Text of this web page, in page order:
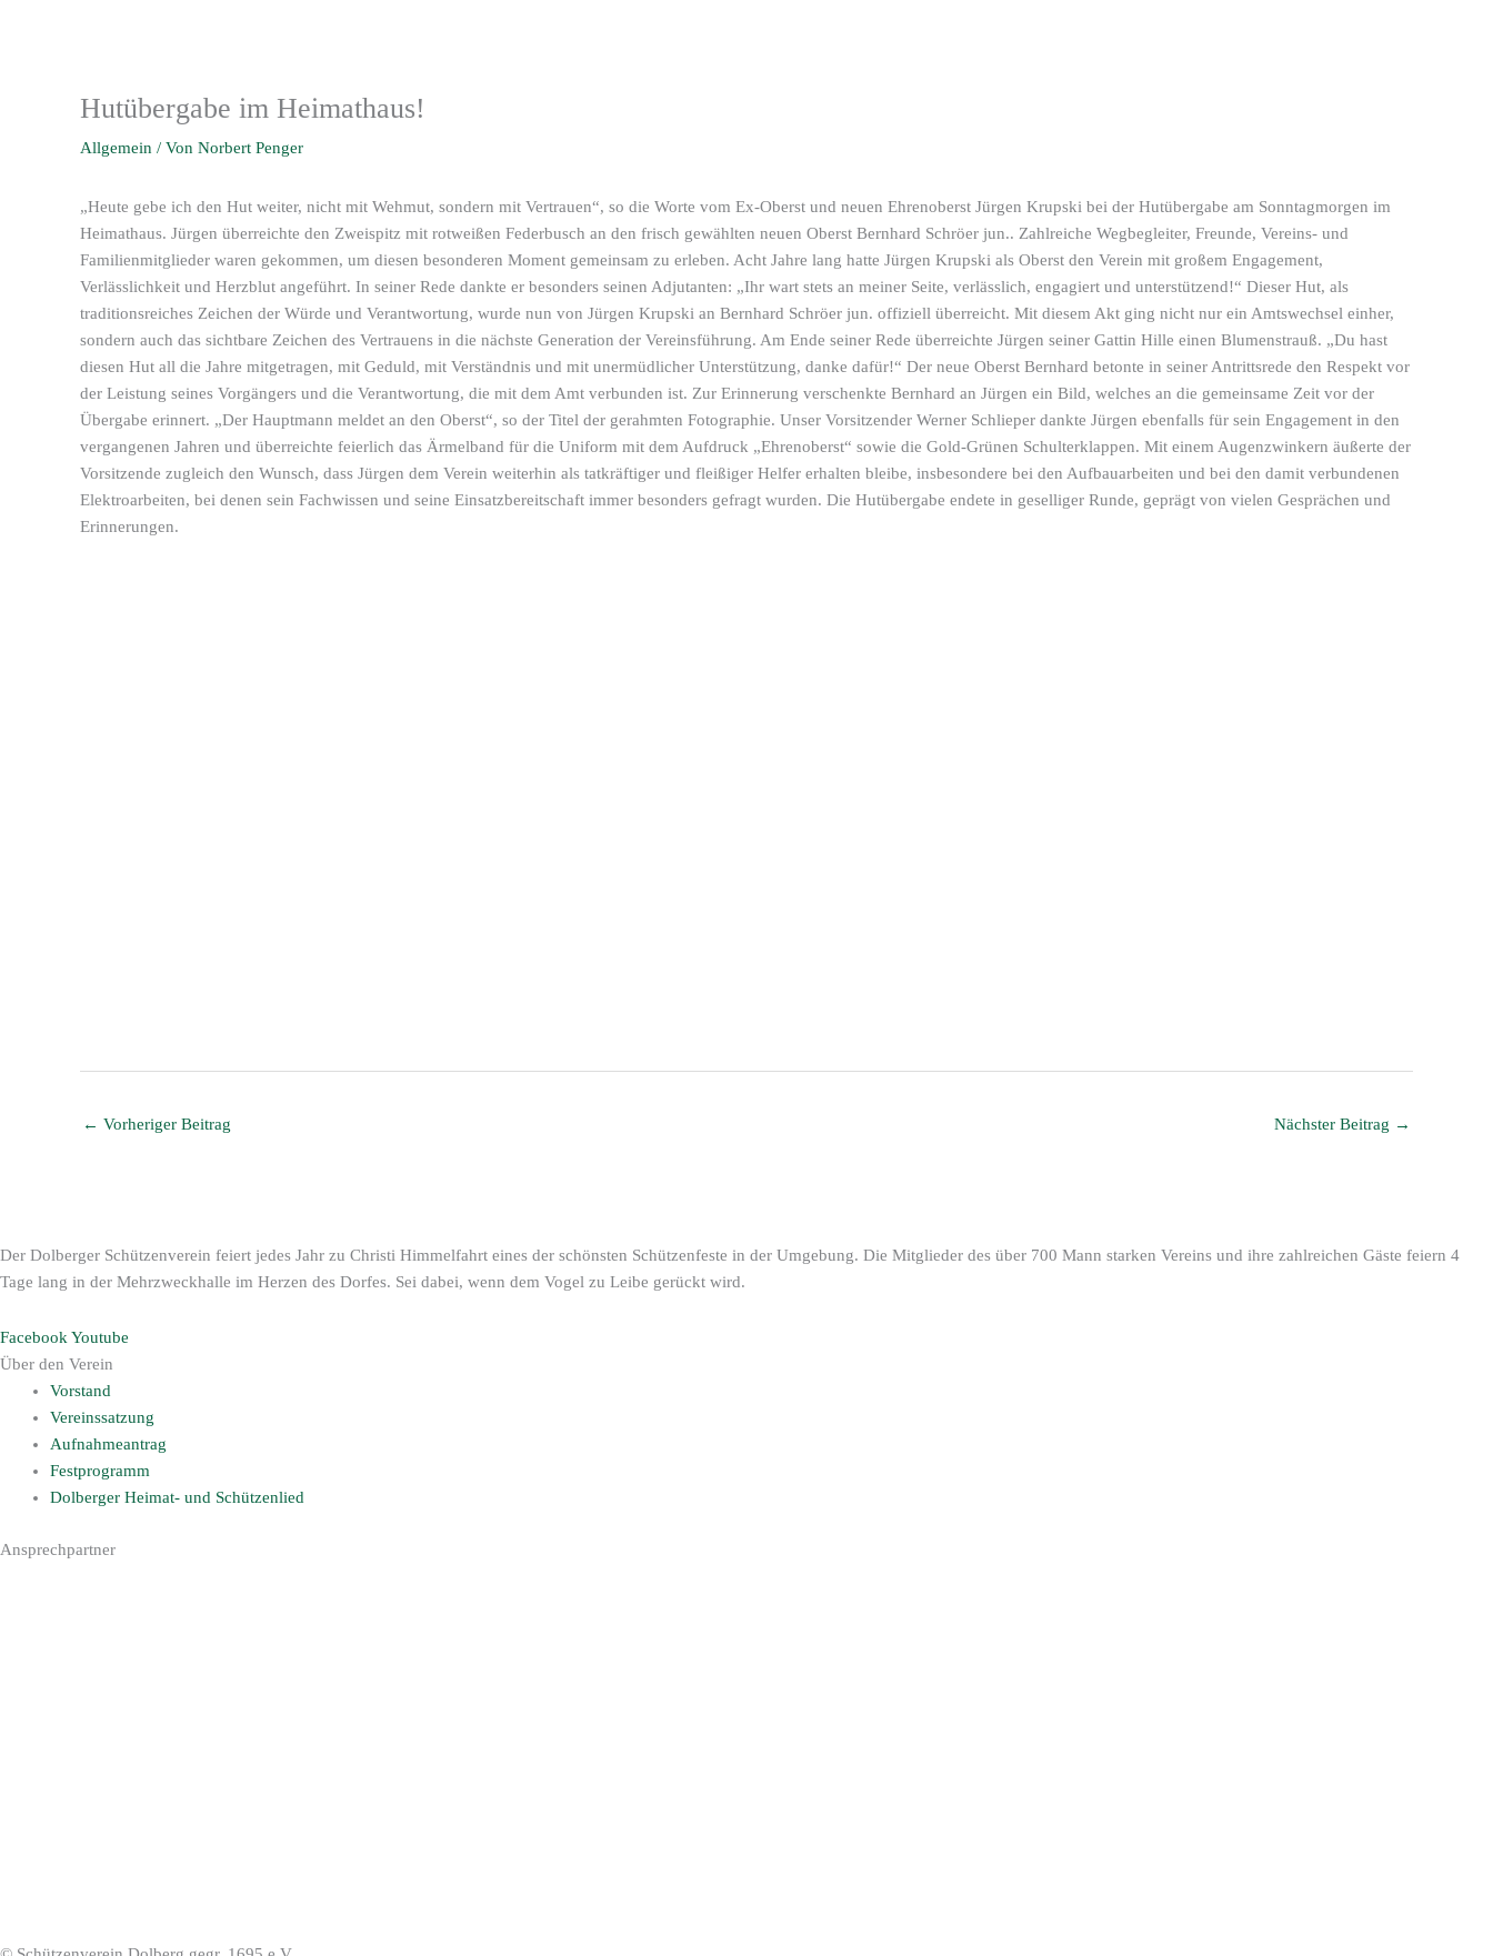
Hutübergabe im Heimathaus!
Allgemein / Von Norbert Penger
„Heute gebe ich den Hut weiter, nicht mit Wehmut, sondern mit Vertrauen“, so die Worte vom Ex-Oberst und neuen Ehrenoberst Jürgen Krupski bei der Hutübergabe am Sonntagmorgen im
Heimathaus. Jürgen überreichte den Zweispitz mit rotweißen Federbusch an den frisch gewählten neuen Oberst Bernhard Schröer jun.. Zahlreiche Wegbegleiter, Freunde, Vereins- und
Familienmitglieder waren gekommen, um diesen besonderen Moment gemeinsam zu erleben. Acht Jahre lang hatte Jürgen Krupski als Oberst den Verein mit großem Engagement,
Verlässlichkeit und Herzblut angeführt. In seiner Rede dankte er besonders seinen Adjutanten: „Ihr wart stets an meiner Seite, verlässlich, engagiert und unterstützend!“ Dieser Hut, als
traditionsreiches Zeichen der Würde und Verantwortung, wurde nun von Jürgen Krupski an Bernhard Schröer jun. offiziell überreicht. Mit diesem Akt ging nicht nur ein Amtswechsel einher,
sondern auch das sichtbare Zeichen des Vertrauens in die nächste Generation der Vereinsführung. Am Ende seiner Rede überreichte Jürgen seiner Gattin Hille einen Blumenstrauß. „Du hast
diesen Hut all die Jahre mitgetragen, mit Geduld, mit Verständnis und mit unermüdlicher Unterstützung, danke dafür!“ Der neue Oberst Bernhard betonte in seiner Antrittsrede den Respekt vor
der Leistung seines Vorgängers und die Verantwortung, die mit dem Amt verbunden ist. Zur Erinnerung verschenkte Bernhard an Jürgen ein Bild, welches an die gemeinsame Zeit vor der
Übergabe erinnert. „Der Hauptmann meldet an den Oberst“, so der Titel der gerahmten Fotographie. Unser Vorsitzender Werner Schlieper dankte Jürgen ebenfalls für sein Engagement in den
vergangenen Jahren und überreichte feierlich das Ärmelband für die Uniform mit dem Aufdruck „Ehrenoberst“ sowie die Gold-Grünen Schulterklappen. Mit einem Augenzwinkern äußerte der
Vorsitzende zugleich den Wunsch, dass Jürgen dem Verein weiterhin als tatkräftiger und fleißiger Helfer erhalten bleibe, insbesondere bei den Aufbauarbeiten und bei den damit verbundenen
Elektroarbeiten, bei denen sein Fachwissen und seine Einsatzbereitschaft immer besonders gefragt wurden. Die Hutübergabe endete in geselliger Runde, geprägt von vielen Gesprächen und
Erinnerungen.
← Vorheriger Beitrag Nächster Beitrag →
Der Dolberger Schützenverein feiert jedes Jahr zu Christi Himmelfahrt eines der schönsten Schützenfeste in der Umgebung. Die Mitglieder des über 700 Mann starken Vereins und ihre zahlreichen Gäste feiern 4
Tage lang in der Mehrzweckhalle im Herzen des Dorfes. Sei dabei, wenn dem Vogel zu Leibe gerückt wird.
FacebookYoutube
Über den Verein
Vorstand
Vereinssatzung
Aufnahmeantrag
Festprogramm
Dolberger Heimat- und Schützenlied
Ansprechpartner